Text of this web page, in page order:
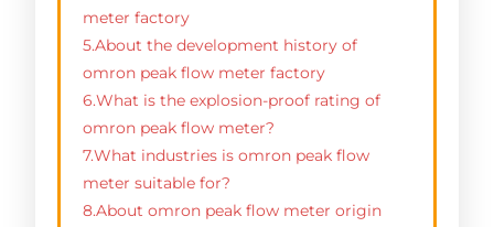
meter factory
5.About the development history of
omron peak flow meter factory
6.What is the explosion-proof rating of
omron peak flow meter?
7.What industries is omron peak flow
meter suitable for?
8.About omron peak flow meter origin